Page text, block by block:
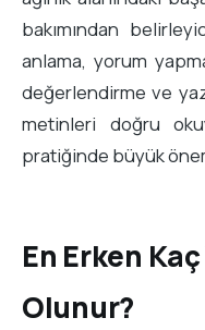
bakımından
anlama, yorum
değerlendirme ve
metinleri doğru
pratiğinde büyük
En Erken Kaç
Olunur?